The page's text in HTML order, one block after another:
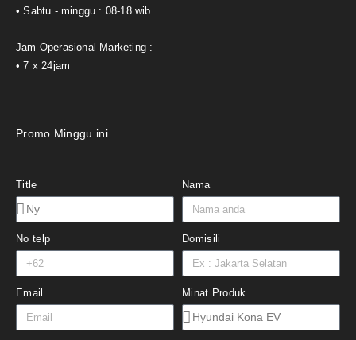
• Sabtu - minggu : 08-18 wib
Jam Operasional Marketing :
• 7 x 24jam
Promo Minggu ini
Title Nama
No telp Domisili
Email Minat Produk